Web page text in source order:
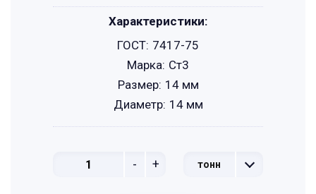
- + тонн
Характеристики:
ГОСТ: 7417-75
Марка: Ст3
Размер: 14 мм
Диаметр: 14 мм